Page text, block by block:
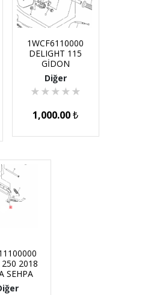
1WCF6110000
DELIGHT 115
GİDON
Diğer
★ ★ ★ ★ ★
1,000.00₺
250 2018
SEHPA